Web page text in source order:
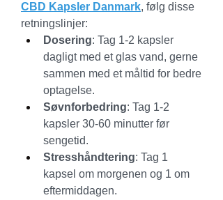
CBD Kapsler Danmark, følg disse
retningslinjer:
Dosering: Tag 1-2 kapsler
dagligt med et glas vand, gerne
sammen med et måltid for bedre
optagelse.
Søvnforbedring: Tag 1-2
kapsler 30-60 minutter før
sengetid.
Stresshåndtering: Tag 1
kapsel om morgenen og 1 om
eftermiddagen.